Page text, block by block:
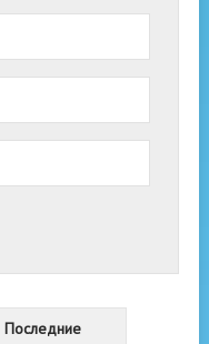
Последние